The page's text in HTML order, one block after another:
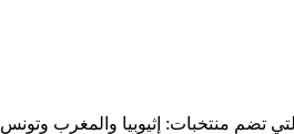
إثيوبيا والمغرب وتونس، وسيبدأ